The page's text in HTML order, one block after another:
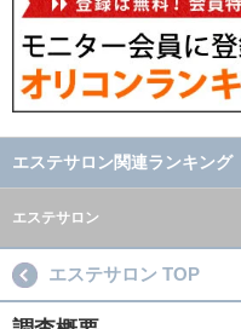
エステサロン関連ランキング
エステサロン
エステサロン TOP